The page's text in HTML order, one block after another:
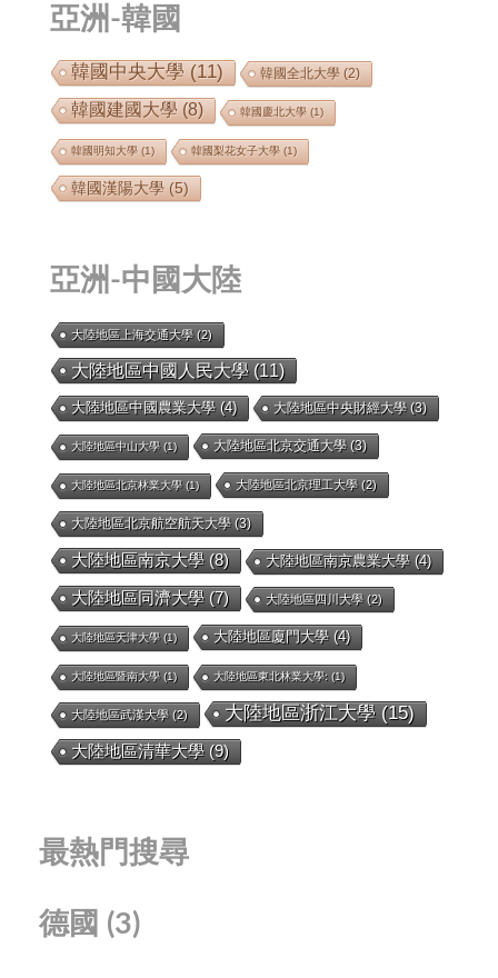
亞洲-韓國
韓國中央大學(11) 韓國全北大學 (2)
韓國建國大學 (8) 韓國慶北大學 (1)
韓國明知大學 (1) 韓國梨花女子大學 (1)
韓國漢陽大學 (5)
亞洲-中國大陸
大陸地區上海交通大學(2)
大陸地區中國人民大學(11)
大陸地區中國農業大學(4) 大陸地區中央財經大學(3)
大陸地區中山大學(1) 大陸地區北京交通大學(3)
大陸地區北京林業大學(1) 大陸地區北京理工大學(2)
大陸地區北京航空航天大學(3)
大陸地區南京大學(8) 大陸地區南京農業大學(4)
大陸地區同濟大學(7) 大陸地區四川大學(2)
大陸地區天津大學(1) 大陸地區廈門大學(4)
大陸地區暨南大學(1) 大陸地區東北林業大學: (1)
大陸地區武漢大學(2) 大陸地區浙江大學 (15)
大陸地區清華大學(9)
最熱門搜尋
德國 (3)